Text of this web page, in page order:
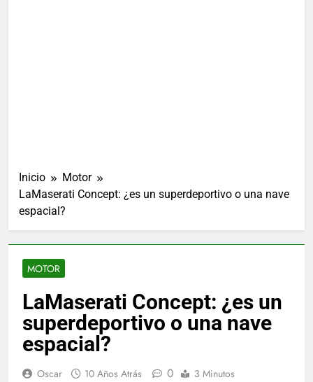
Inicio
Motor
LaMaserati Concept: ¿es un superdeportivo o una nave
espacial?
MOTOR
LaMaserati Concept: ¿es un
superdeportivo o una nave
espacial?
Oscar 10 Años Atrás 0 3 Minutos